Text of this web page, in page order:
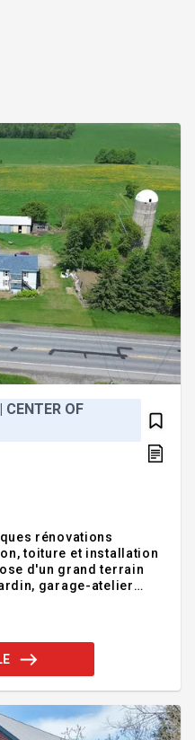
CENTER OF
rénovations
toiture et installation
d'un grand terrain
garage-atelier
s'offrent a vous!
flexible -
occupant et 2e étage
meubles restant sur